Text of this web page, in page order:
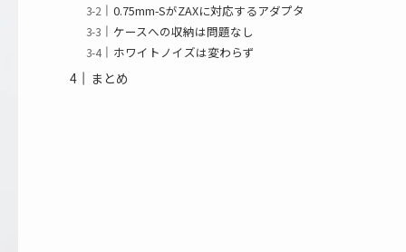
0.75mm-SがZAXに対応するアダプタ
ケースへの収納は問題なし
ホワイトノイズは変わらず
まとめ